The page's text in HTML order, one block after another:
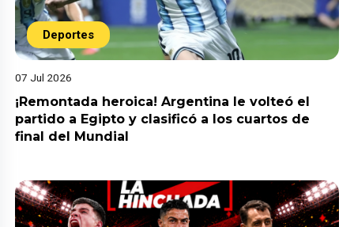
Deportes
07 Jul 2026
¡Remontada heroica! Argentina le volteó el
partido a Egipto y clasificó a los cuartos de
final del Mundial